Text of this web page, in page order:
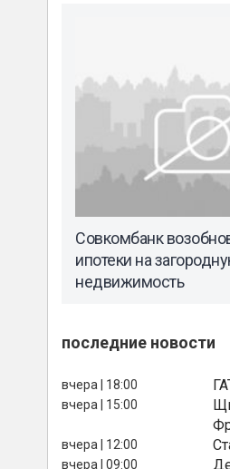
Совкомбанк
ипотеки на
недвижимость
последние новости
вчера | 18:00
вчера | 15:00
вчера | 12:00
вчера | 09:00